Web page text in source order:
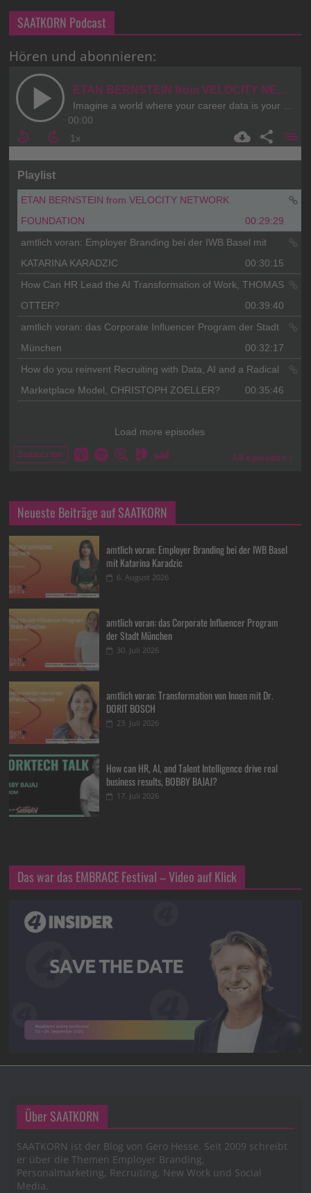
SAATKORN Podcast
Hören und abonnieren:
Neueste Beiträge auf SAATKORN
amtlich voran: Employer Branding bei der IWB Basel
mit Katarina Karadzic
6. August 2026
amtlich voran: das Corporate Influencer Program
der Stadt München
30. Juli 2026
amtlich voran: Transformation von Innen mit Dr.
DORIT BOSCH
23. Juli 2026
How can HR, AI, and Talent Intelligence drive real
business results, BOBBY BAJAJ?
17. Juli 2026
Das war das EMBRACE Festival – Video auf Klick
Über SAATKORN
SAATKORN ist der Blog von Gero Hesse. Seit 2009 schreibt
er über die Themen Employer Branding,
Personalmarketing, Recruiting, New Work und Social
Media.